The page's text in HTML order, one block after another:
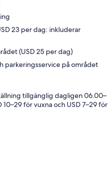
23 per dag: inkluderar
(USD 25 per dag)
parkeringsservice på området
tillgänglig dagligen 06.00–
för vuxna och USD 7–29 för